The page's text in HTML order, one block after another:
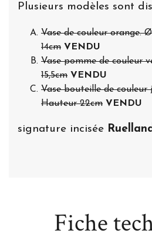
Plusieurs modèles sont
Vase de couleur orange.
14cm VENDU
Vase pomme de couleur
15,5cm VENDU
Vase bouteille de
Hauteur 22cm VENDU
signature incisée Ruelland
Fiche